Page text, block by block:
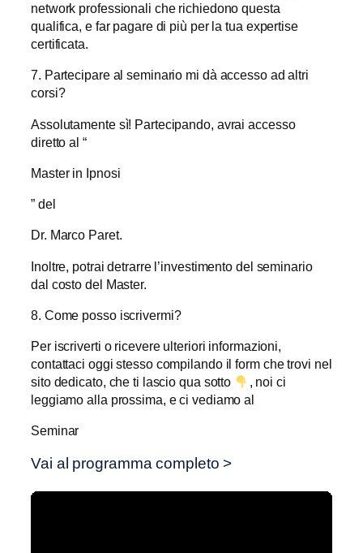
network professionali che richiedono questa
qualifica, e far pagare di più per la tua expertise
certificata.
7. Partecipare al seminario mi dà accesso ad altri
corsi?
Assolutamente sì! Partecipando, avrai accesso
diretto al “
Master in Ipnosi
” del
Dr. Marco Paret.
Inoltre, potrai detrarre l’investimento del seminario
dal costo del Master.
8. Come posso iscrivermi?
Per iscriverti o ricevere ulteriori informazioni,
contattaci oggi stesso compilando il form che trovi nel
sito dedicato, che ti lascio qua sotto
, noi ci
leggiamo alla prossima, e ci vediamo al
Seminar
Vai al programma completo >